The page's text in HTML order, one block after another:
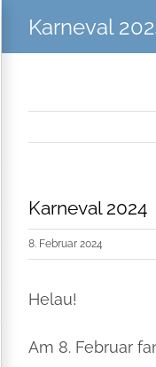
Karneval
Karneval 2024
8. Februar 2024
Helau!
Am 8. Februar